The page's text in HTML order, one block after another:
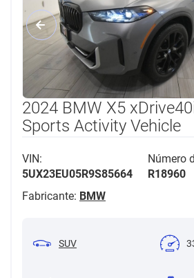
2024 BMW X5
Sports Activity Vehicle
VIN:
5UX23EU05R9S85664
Número
R18960
Fabricante: BMW
SUV